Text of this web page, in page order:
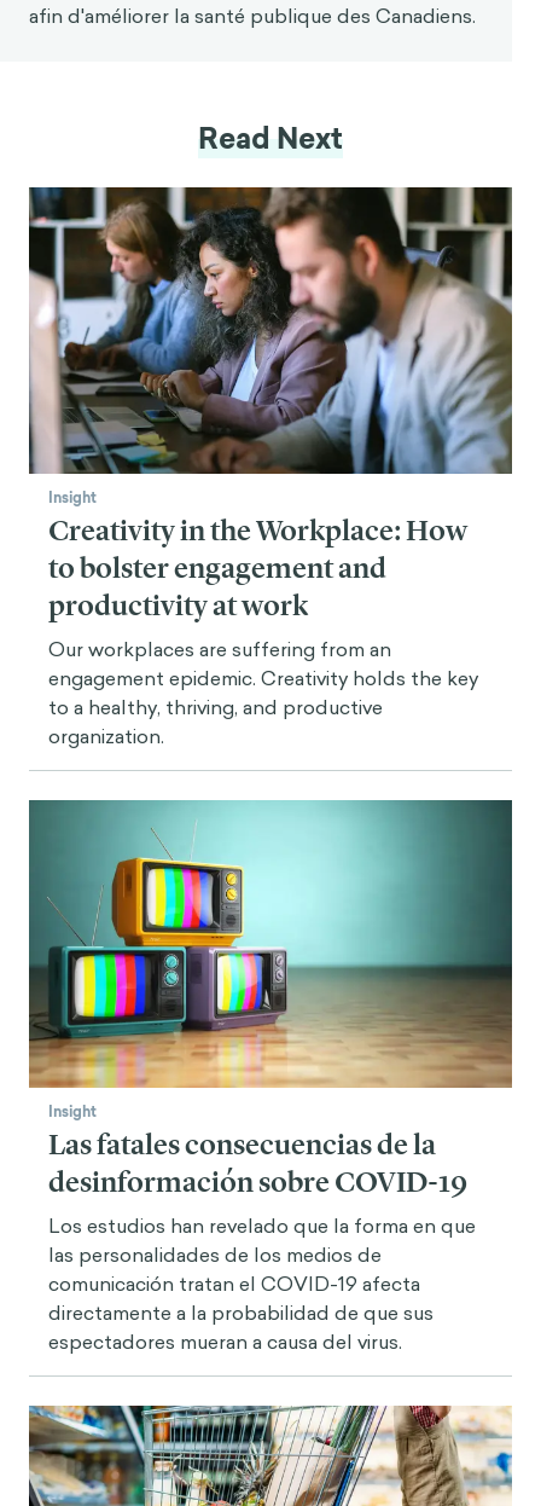
afin d'améliorer la santé publique des Canadiens.
Read Next
Insight
Creativity in the Workplace: How
to bolster engagement and
productivity at work
Our workplaces are suffering from an
engagement epidemic. Creativity holds the key
to a healthy, thriving, and productive
organization.
Insight
Las fatales consecuencias de la
desinformación sobre COVID-19
Los estudios han revelado que la forma en que
las personalidades de los medios de
comunicación tratan el COVID-19 afecta
directamente a la probabilidad de que sus
espectadores mueran a causa del virus.